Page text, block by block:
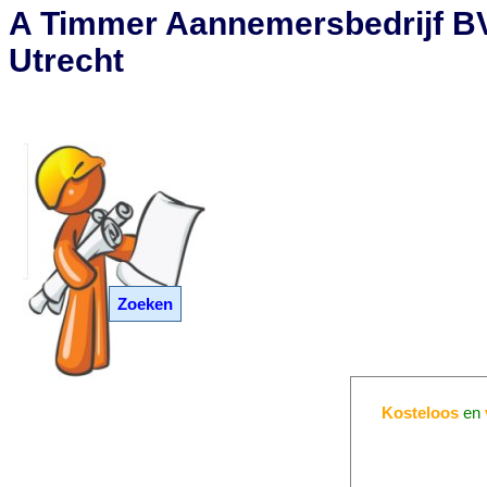
Zoeken
A Timmer Aannemersbedrijf
Utrecht
Kosteloos en